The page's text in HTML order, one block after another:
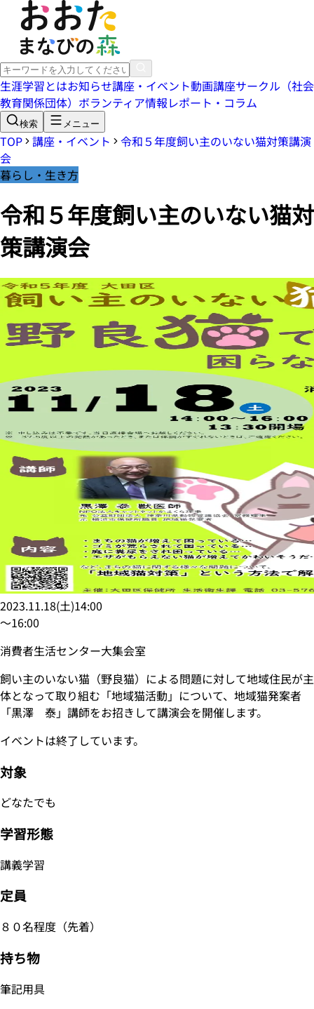
生涯学習とはお知らせ講座・イベント動画講座サークル（社会
教育関係団体） ボランティア情報レポート・コラム
検索 メニュー
TOP 講座・イベント
令和５年度飼い主のいない猫対策講演
会
暮らし・生き方
令和５年度飼い主のいない猫対
策講演会
2023.11.18(土)14:00
〜16:00
消費者生活センター大集会室
飼い主のいない猫（野良猫）による問題に対して地域住民が主
体となって取り組む「地域猫活動」について、地域猫発案者
「黒澤 泰」講師をお招きして講演会を開催します。
イベントは終了しています。
対象
どなたでも
学習形態
講義学習
定員
８０名程度（先着）
持ち物
筆記用具